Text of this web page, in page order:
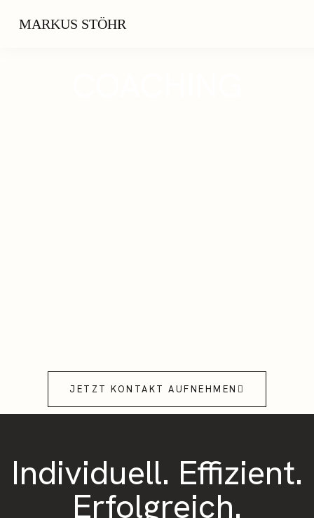
MARKUS STÖHR
JETZT KONTAKT AUFNEHMEN
Individuell. Effizient.
Erfolgreich.